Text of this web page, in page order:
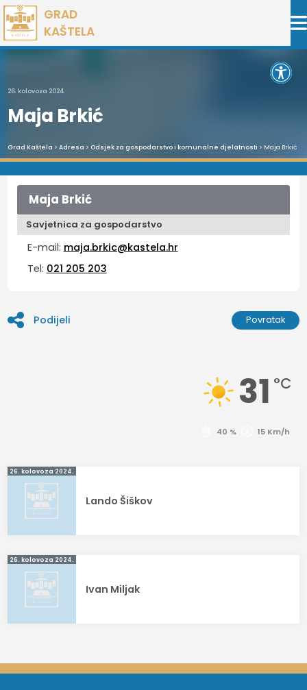
Preskoči
na
sadržaj
GRAD
KAŠTELA
26. kolovoza 2024.
Maja Brkić
Grad Kaštela > Adresa > Odsjek za gospodarstvo i komunalne djelatnosti > Maja Brkić
Maja Brkić
Savjetnica za gospodarstvo
E-mail: maja.brkic@kastela.hr
Tel: 021 205 203
Podijeli Povratak
31 °C
40 % 15 Km/h
Navigacija
objava
26. kolovoza 2024.
Lando Šiškov
26. kolovoza 2024.
Ivan Miljak